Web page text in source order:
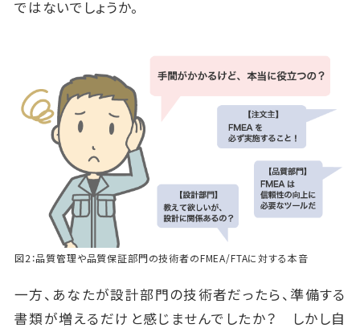
ではないでしょうか。
図2：品質管理や品質保証部門の技術者のFMEA/FTAに対する本音
一方、あなたが設計部門の技術者だったら、準備する
書類が増えるだけと感じませんでしたか？ しかし自